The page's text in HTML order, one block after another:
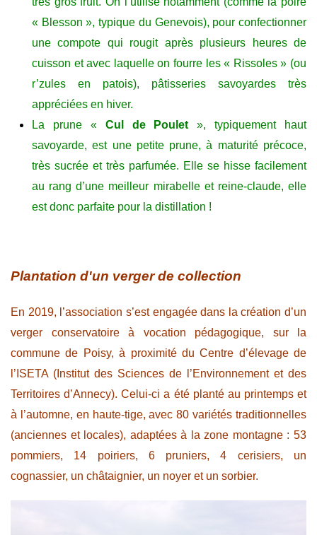
« Blesson », typique du Genevois), pour confectionner
une compote qui rougit après plusieurs heures de
cuisson et avec laquelle on fourre les « Rissoles » (ou
r’zules en patois), pâtisseries savoyardes très
appréciées en hiver.
La prune « Cul de Poulet », typiquement haut
savoyarde, est une petite prune, à maturité précoce,
très sucrée et très parfumée. Elle se hisse facilement
au rang d’une meilleur mirabelle et reine-claude, elle
est donc parfaite pour la distillation !
Plantation d'un verger de collection
En 2019, l’association s’est engagée dans la création d’un
verger conservatoire à vocation pédagogique, sur la
commune de Poisy, à proximité du Centre d’élevage de
l’ISETA (Institut des Sciences de l’Environnement et des
Territoires d’Annecy). Celui-ci a été planté au printemps et
à l’automne, en haute-tige, avec 80 variétés traditionnelles
(anciennes et locales), adaptées à la zone montagne : 53
pommiers, 14 poiriers, 6 pruniers, 4 cerisiers, un
cognassier, un châtaignier, un noyer et un sorbier.